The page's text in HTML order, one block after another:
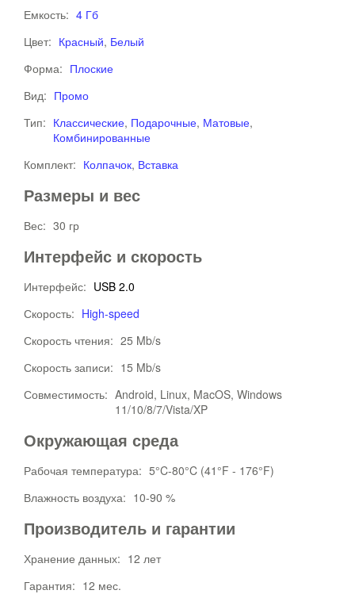
Емкость: 4 Гб
Цвет: Красный, Белый
Форма: Плоские
Вид: Промо
Тип: Классические, Подарочные, Матовые,
Комбинированные
Комплект: Колпачок, Вставка
Размеры и вес
Вес: 30 гр
Интерфейс и скорость
Интерфейс: USB 2.0
Скорость: High-speed
Скорость чтения: 25 Mb/s
Скорость записи: 15 Mb/s
Совместимость: Android, Linux, MacOS, Windows
11/10/8/7/Vista/XP
Окружающая среда
Рабочая температура: 5°C-80°C (41°F - 176°F)
Влажность воздуха: 10-90 %
Производитель и гарантии
Хранение данных: 12 лет
Гарантия: 12 мес.